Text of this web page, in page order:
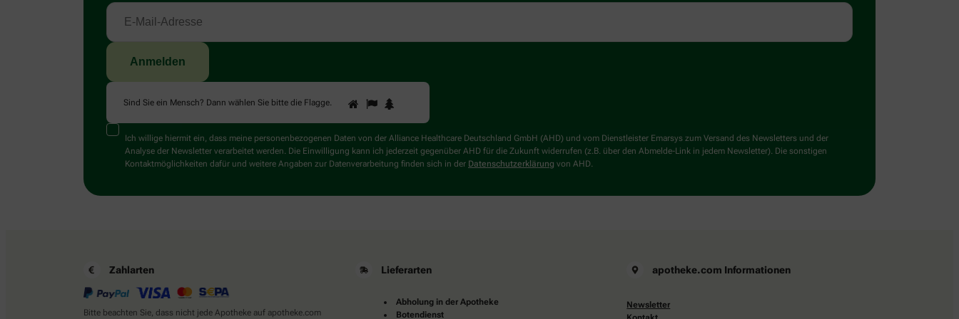
Sind Sie ein Mensch? Dann wählen Sie bitte die Flagge
Sind
Sie
ein
Mensch?
Dann
wählen
1 2
Ich willige hiermit ein, dass meine personenbezogenen Daten von der Alliance Healthcare Deutschland GmbH (AHD) und vom Dienstleister Emarsys zum Versand des Newsletters und der
Analyse der Newsletter verarbeitet werden. Die Einwilligung kann ich jederzeit gegenüber AHD für die Zukunft widerrufen (z.B. über den Abmelde-Link in jedem Newsletter). Die sonstigen
Kontaktmöglichkeiten dafür und weitere Angaben zur Datenverarbeitung finden sich in der Datenschutzerklärung von AHD.
Zahlarten
Bitte beachten Sie, dass nicht jede Apotheke auf apotheke.com
Lieferarten
Abholung in der Apotheke
Botendienst
apotheke.com Informationen
Newsletter